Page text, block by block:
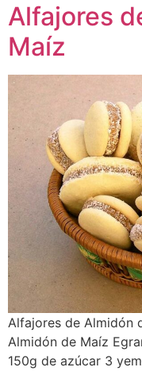
Alfajores
Maíz
Alfajores de Almidón
Almidón de Maíz
150g de azúcar 3